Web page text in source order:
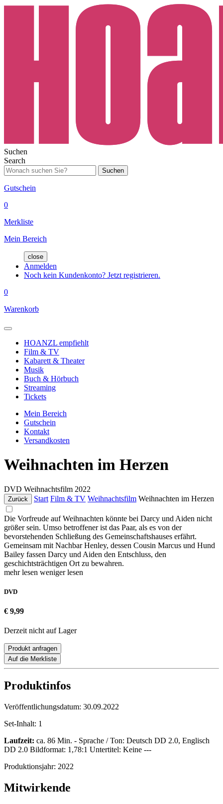
Suchen
Search
Suchen
Gutschein
0
Merkliste
Mein Bereich
close
Anmelden
Noch kein Kundenkonto? Jetzt registrieren.
0
Warenkorb
HOANZL empfiehlt
Film & TV
Kabarett & Theater
Musik
Buch & Hörbuch
Streaming
Tickets
Mein Bereich
Gutschein
Kontakt
Versandkosten
Weihnachten im Herzen
DVD Weihnachtsfilm 2022
Zurück Start Film & TV Weihnachtsfilm Weihnachten im Herzen
Die Vorfreude auf Weihnachten könnte bei Darcy und Aiden nicht
größer sein. Umso betroffener ist das Paar, als es von der
bevorstehenden Schließung des Gemeinschaftshauses erfährt.
Gemeinsam mit Nachbar Henley, dessen Cousin Marcus und Hund
Bailey fassen Darcy und Aiden den Entschluss, den
geschichtsträchtigen Ort zu bewahren.
mehr lesen weniger lesen
DVD
€ 9,99
Derzeit nicht auf Lager
Produkt anfragen
Auf die Merkliste
Produktinfos
Veröffentlichungsdatum: 30.09.2022
Set-Inhalt: 1
Laufzeit: ca. 86 Min. - Sprache / Ton: Deutsch DD 2.0, Englisch
DD 2.0 Bildformat: 1,78:1 Untertitel: Keine ---
Produktionsjahr: 2022
Mitwirkende